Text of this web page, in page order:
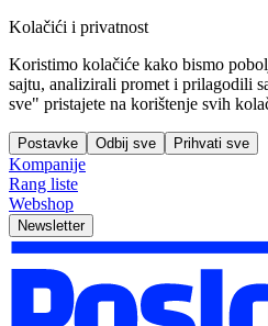
Kolačići i privatnost
Koristimo kolačiće kako bismo
sajtu, analizirali promet i prilagodili
sve" pristajete na korištenje svih
Postavke Odbij sve Prihvati sve
Kompanije
Rang liste
Webshop
Newsletter